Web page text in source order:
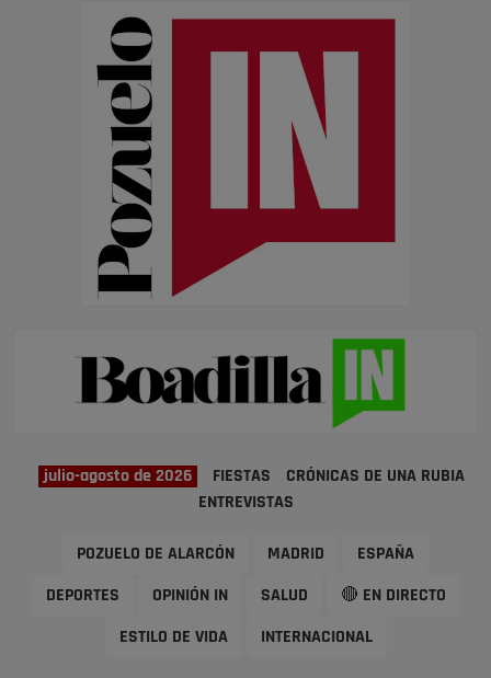
julio-agosto de 2026 FIESTAS
CRÓNICAS DE UNA RUBIA
ENTREVISTAS
POZUELO DE ALARCÓN MADRID ESPAÑA
DEPORTES OPINIÓN IN SALUD 🔴 EN DIRECTO
ESTILO DE VIDA INTERNACIONAL